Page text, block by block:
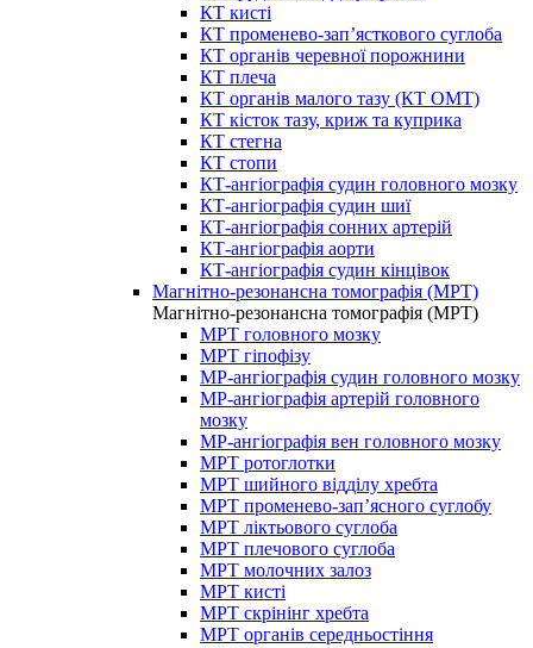
КТ кисті
КТ променево-зап’ясткового суглоба
КТ органів черевної порожнини
КТ плеча
КТ органів малого тазу (КТ ОМТ)
КТ кісток тазу, криж та куприка
КТ стегна
КТ стопи
КТ-ангіографія судин головного мозку
КТ-ангіографія судин шиї
КТ-ангіографія сонних артерій
КТ-ангіографія аорти
КТ-ангіографія судин кінцівок
Магнітно-резонансна томографія (МРТ)
Магнітно-резонансна томографія (МРТ)
МРТ головного мозку
МРТ гіпофізу
МР-ангіографія судин головного мозку
МР-ангіографія артерій головного
мозку
МР-ангіографія вен головного мозку
МРТ ротоглотки
МРТ шийного відділу хребта
МРТ променево-зап’ясного суглобу
МРТ ліктьового суглоба
МРТ плечового суглоба
МРТ молочних залоз
МРТ кисті
МРТ скрінінг хребта
МРТ органів середньостіння